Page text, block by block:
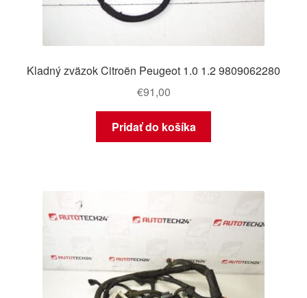
Kladný zväzok Citroën Peugeot 1.0 1.2 9809062280
€91,00
Pridať do košíka